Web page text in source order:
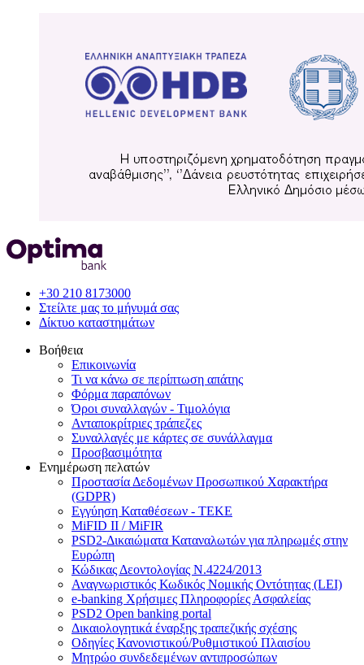
+30 210 8173000
Στείλτε μας το μήνυμά σας
Δίκτυο καταστημάτων
Βοήθεια
Επικοινωνία
Τι να κάνω σε περίπτωση απάτης
Φόρμα παραπόνων
Όροι συναλλαγών - Τιμολόγια
Ανταποκρίτριες τράπεζες
Συναλλαγές με κάρτες σε συνάλλαγμα
Προσβασιμότητα
Ενημέρωση πελατών
Προστασία Δεδομένων Προσωπικού Χαρακτήρα
(GDPR)
Εγγύηση Καταθέσεων - TEKE
MiFID II / MiFIR
PSD2-Δικαιώματα Καταναλωτών για πληρωμές στην
Ευρώπη
Κώδικας Δεοντολογίας Ν.4224/2013
Αναγνωριστικός Κωδικός Νομικής Οντότητας (LEI)
e-banking Χρήσιμες Πληροφορίες Ασφαλείας
PSD2 Open banking portal
Δικαιολογητικά έναρξης τραπεζικής σχέσης
Οδηγίες Κανονιστικού/Ρυθμιστικού Πλαισίου
Μητρώο συνδεδεμένων αντιπροσώπων